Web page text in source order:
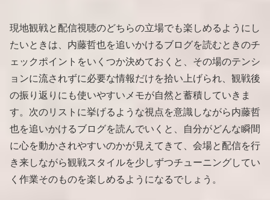
現地観戦と配信視聴のどちらの立場でも楽しめるようにし
たいときは、内藤哲也を追いかけるブログを読むときのチ
ェックポイントをいくつか決めておくと、その場のテンシ
ョンに流されずに必要な情報だけを拾い上げられ、観戦後
の振り返りにも使いやすいメモが自然と蓄積していきま
す。次のリストに挙げるような視点を意識しながら内藤哲
也を追いかけるブログを読んでいくと、自分がどんな瞬間
に心を動かされやすいのかが見えてきて、会場と配信を行
き来しながら観戦スタイルを少しずつチューニングしてい
く作業そのものを楽しめるようになるでしょう。